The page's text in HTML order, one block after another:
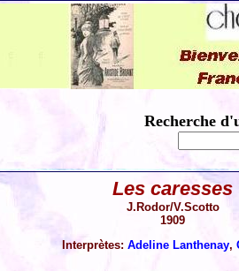
Recherche
Les caresses
J.Rodor/V.Scotto
1909
Interprètes: Adeline Lanthenay,